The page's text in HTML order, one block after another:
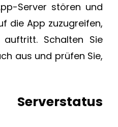
Server stören und
die App zuzugreifen,
Schalten Sie
aus und prüfen Sie,